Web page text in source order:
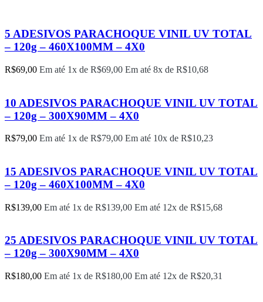
5 ADESIVOS PARACHOQUE VINIL UV TOTAL
– 120g – 460X100MM – 4X0
R$69,00 Em até 1x de R$69,00 Em até 8x de R$10,68
10 ADESIVOS PARACHOQUE VINIL UV TOTAL
– 120g – 300X90MM – 4X0
R$79,00 Em até 1x de R$79,00 Em até 10x de R$10,23
15 ADESIVOS PARACHOQUE VINIL UV TOTAL
– 120g – 460X100MM – 4X0
R$139,00 Em até 1x de R$139,00 Em até 12x de R$15,68
25 ADESIVOS PARACHOQUE VINIL UV TOTAL
– 120g – 300X90MM – 4X0
R$180,00 Em até 1x de R$180,00 Em até 12x de R$20,31